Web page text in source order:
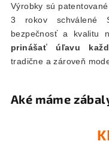
Výrobky sú
3 rokov schválené
bezpečnosť a kvalitu
prinášať úľavu
tradične a zároveň
Aké máme